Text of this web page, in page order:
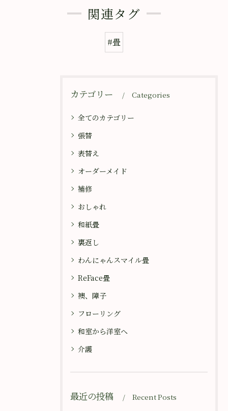
関連タグ
#畳
カテゴリー Categories
全てのカテゴリー
張替
表替え
オーダーメイド
補修
おしゃれ
和紙畳
裏返し
わんにゃんスマイル畳
ReFace畳
襖、障子
フローリング
和室から洋室へ
介護
最近の投稿 Recent Posts